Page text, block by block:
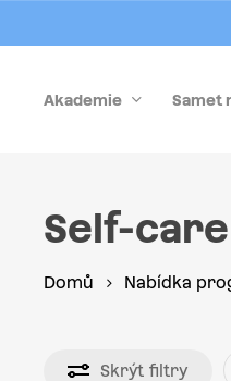
to
contentAkademie Samet
Self-
Domů Nabídka
Skrýt filtry